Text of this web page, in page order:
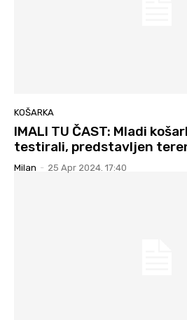
KOŠARKA
IMALI TU ČAST: Mladi
testirali, predstavljen
Milan - 25 Apr 2024. 17:40